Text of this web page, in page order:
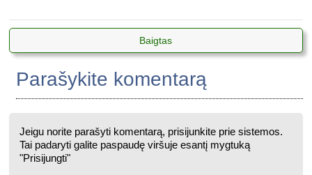
Baigtas
Parašykite komentarą